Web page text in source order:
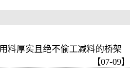
料厚实且绝不偷工减料的桥架
【07-09】